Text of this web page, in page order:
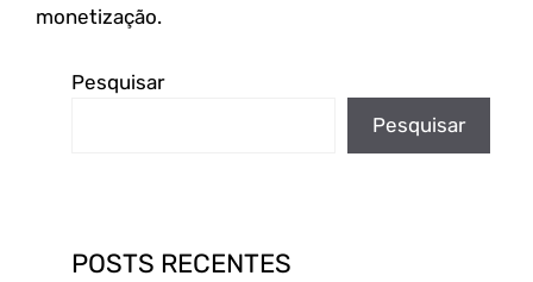
monetização.
Pesquisar
Pesquisar
POSTS RECENTES